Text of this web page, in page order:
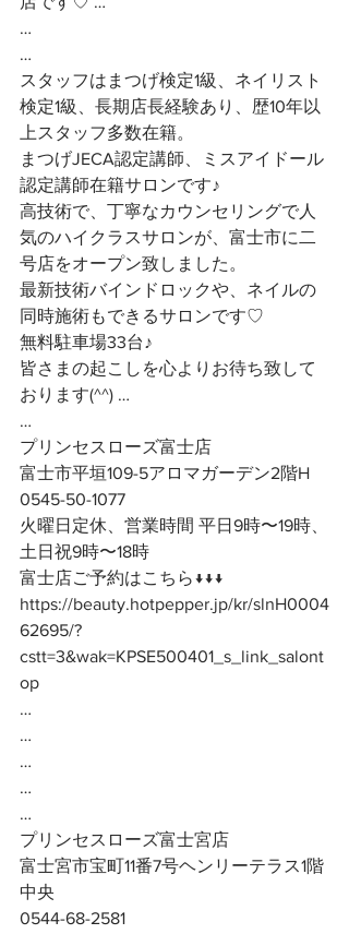
…
…
スタッフはまつげ検定1級、ネイリスト
検定1級、長期店長経験あり、歴10年以
上スタッフ多数在籍。
まつげJECA認定講師、ミスアイドール
認定講師在籍サロンです♪
高技術で、丁寧なカウンセリングで人
気のハイクラスサロンが、富士市に二
号店をオープン致しました。
最新技術バインドロックや、ネイルの
同時施術もできるサロンです♡
無料駐車場33台♪
皆さまの起こしを心よりお待ち致して
おります(^^) …
…
プリンセスローズ富士店
富士市平垣109-5アロマガーデン2階H
0545-50-1077
火曜日定休、営業時間 平日9時〜19時、
土日祝9時〜18時
富士店ご予約はこちら↓↓↓
https://beauty.hotpepper.jp/kr/slnH0004
62695/?
cstt=3&wak=KPSE500401_s_link_salont
op
…
…
…
…
…
プリンセスローズ富士宮店
富士宮市宝町11番7号ヘンリーテラス1階
中央
0544-68-2581